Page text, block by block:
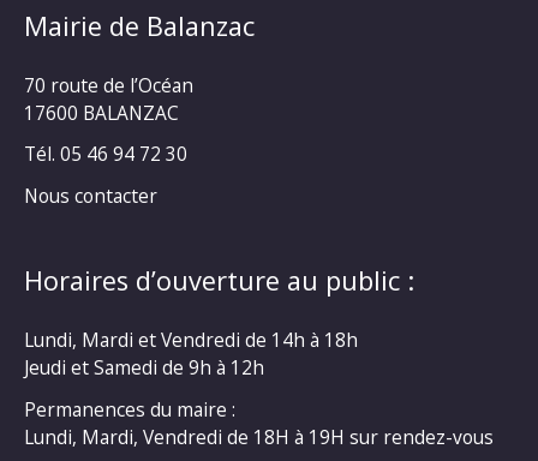
Mairie de Balanzac
70 route de l’Océan
17600 BALANZAC
Tél. 05 46 94 72 30
Nous contacter
Horaires d’ouverture au public :
Lundi, Mardi et Vendredi de 14h à 18h
Jeudi et Samedi de 9h à 12h
Permanences du maire :
Lundi, Mardi, Vendredi de 18H à 19H sur rendez-vous